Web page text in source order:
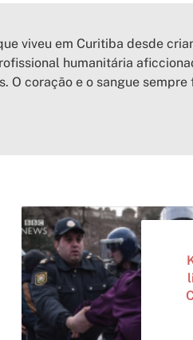
viveu em Curitiba desde
humanitária
O coração e o sangue